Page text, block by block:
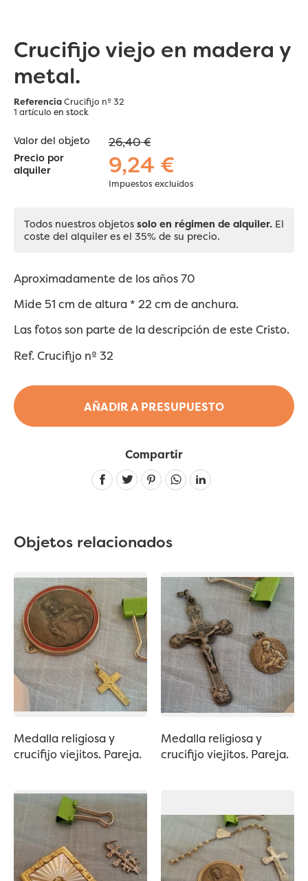
Crucifijo viejo en madera y
metal.
ReferenciaCrucifijo nº 32
1 artículo en stock
AÑADIR A PRESUPUESTO
Valor del objeto 26,40 €
Precio por
alquiler
9,24 €
Impuestos excluidos
Todos nuestros objetos solo en régimen de alquiler. El
coste del alquiler es el 35% de su precio.
Aproximadamente de los años 70
Mide 51 cm de altura * 22 cm de anchura.
Las fotos son parte de la descripción de este Cristo.
Ref. Crucifijo nº 32
Compartir
Linkedin
Objetos relacionados
Medalla religiosa y
crucifijo viejitos. Pareja.
Medalla religiosa y
crucifijo viejitos. Pareja.